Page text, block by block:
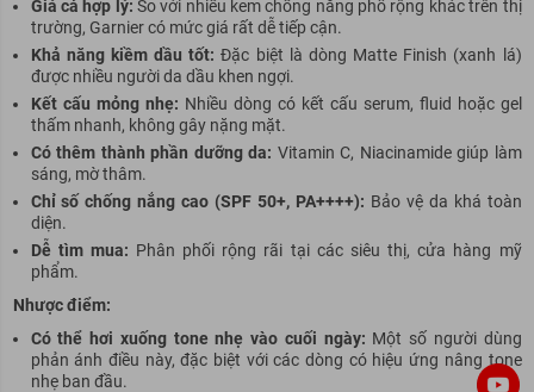
Giá cả hợp lý: So với nhiều kem chống nắng phổ rộng khác trên thị
trường, Garnier có mức giá rất dễ tiếp cận.
Khả năng kiềm dầu tốt: Đặc biệt là dòng Matte Finish (xanh lá)
được nhiều người da dầu khen ngợi.
Kết cấu mỏng nhẹ: Nhiều dòng có kết cấu serum, fluid hoặc gel
thấm nhanh, không gây nặng mặt.
Có thêm thành phần dưỡng da: Vitamin C, Niacinamide giúp làm
sáng, mờ thâm.
Chỉ số chống nắng cao (SPF 50+, PA++++): Bảo vệ da khá toàn
diện.
Dễ tìm mua: Phân phối rộng rãi tại các siêu thị, cửa hàng mỹ
phẩm.
Nhược điểm:
Có thể hơi xuống tone nhẹ vào cuối ngày: Một số người dùng
phản ánh điều này, đặc biệt với các dòng có hiệu ứng nâng tone
nhẹ ban đầu.